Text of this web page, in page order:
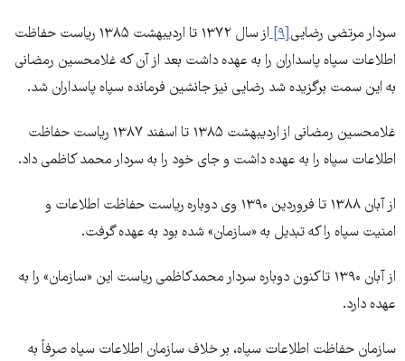
سردار مرتضی رضایی[۹]
از سال ۱۳۷۲ تا اردیبهشت ۱۳۸۵ ریاست حفاظت
اطلاعات سپاه پاسداران را به عهده داشت بعد از آن که غلامحسین رمضانی
به این سمت برگزیده شد رضایی نیز جانشین فرمانده سپاه پاسداران شد.
غلامحسین رمضانی از اردیبهشت ۱۳۸۵ تا اسفند ۱۳۸۷ ریاست حفاظت
اطلاعات سپاه را به عهده داشت و جای خود را به سردار محمد کاظمی داد.
از آبان ۱۳۸۸ تا فروردین ۱۳۹۰ وی دوباره ریاست حفاظت اطلاعات و
امنیت سپاه را که تبدیل به «سازمان» شده بود به عهده گرفت.
از آبان ۱۳۹۰ تاکنون دوباره سردار محمدکاظمی ریاست این «سازمان» را به
عهده دارد.
سازمان حفاظت اطلاعات سپاه، بر خلاف سازمان اطلاعات سپاه صرفاً به